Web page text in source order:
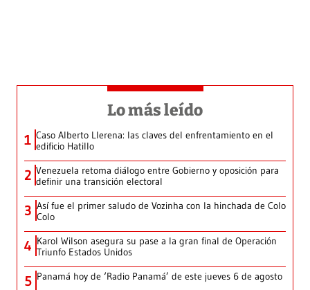
Lo más leído
1 Caso Alberto Llerena: las claves del enfrentamiento en el
edificio Hatillo
2 Venezuela retoma diálogo entre Gobierno y oposición para
definir una transición electoral
3 Así fue el primer saludo de Vozinha con la hinchada de Colo
Colo
4 Karol Wilson asegura su pase a la gran final de Operación
Triunfo Estados Unidos
5 Panamá hoy de ‘Radio Panamá’ de este jueves 6 de agosto